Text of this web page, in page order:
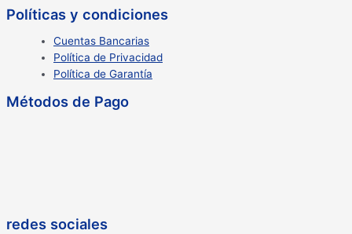
Políticas y condiciones
Cuentas Bancarias
Política de Privacidad
Política de Garantía
Métodos de Pago
redes sociales